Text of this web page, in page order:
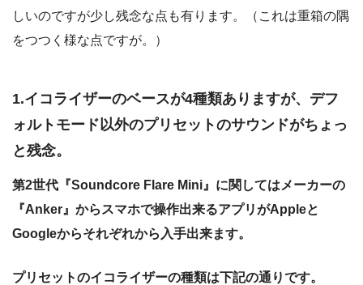
しいのですが少し残念な点も有ります。（これは重箱の隅
をつつく様な点ですが。）
1.イコライザーのベースが4種類ありますが、デフ
ォルトモード以外のプリセットのサウンドがちょっ
と残念。
第2世代『Soundcore Flare Mini』に関してはメーカーの
『Anker』からスマホで操作出来るアプリがAppleと
Googleからそれぞれから入手出来ます。
プリセットのイコライザーの種類は下記の通りです。